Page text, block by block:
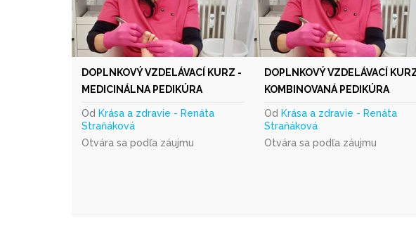
DOPLNKOVÝ VZDELÁVACÍ KURZ -
MEDICINÁLNA PEDIKÚRA
Od Krása a zdravie - Renáta
Straňáková
Otvára sa podľa záujmu
DOPLNKOVÝ VZDELÁVACÍ
KOMBINOVANÁ PEDIKÚRA
Od Krása a zdravie - Renáta
Straňáková
Otvára sa podľa záujmu